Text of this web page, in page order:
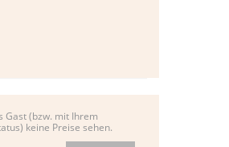
Gast (bzw. mit Ihrem
keine Preise sehen.